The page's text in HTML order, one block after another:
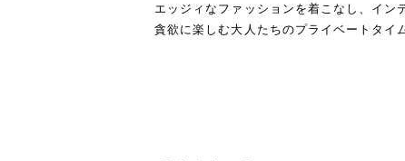
エッジィなファッションを着こなし、イン
貪欲に楽しむ大人たちのプライベートタイ